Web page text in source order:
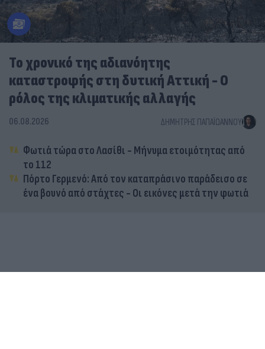
Το χρονικό της αδιανόητης
καταστροφής στη δυτική Αττική - Ο
ρόλος της κλιματικής αλλαγής
06.08.2026 ΔΗΜΉΤΡΗΣ ΠΑΠΑΪΩΆΝΝΟΥ
Φωτιά τώρα στο Λασίθι - Μήνυμα ετοιμότητας από
το 112
Πόρτο Γερμενό: Από τον καταπράσινο παράδεισο σε
ένα βουνό από στάχτες - Οι εικόνες μετά την φωτιά